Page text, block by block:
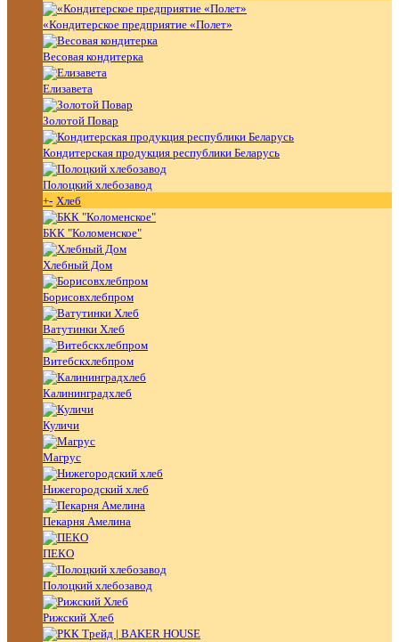
«Кондитерское предприятие «Полет»
Весовая кондитерка
Елизавета
Золотой Повар
Кондитерская продукция республики Беларусь
Полоцкий хлебозавод
+- Хлеб
БКК "Коломенское"
Хлебный Дом
Борисовхлебпром
Ватутинки Хлеб
Витебскхлебпром
Калининградхлеб
Куличи
Магрус
Нижегородский хлеб
Пекарня Амелина
ПЕКО
Полоцкий хлебозавод
Рижский Хлеб